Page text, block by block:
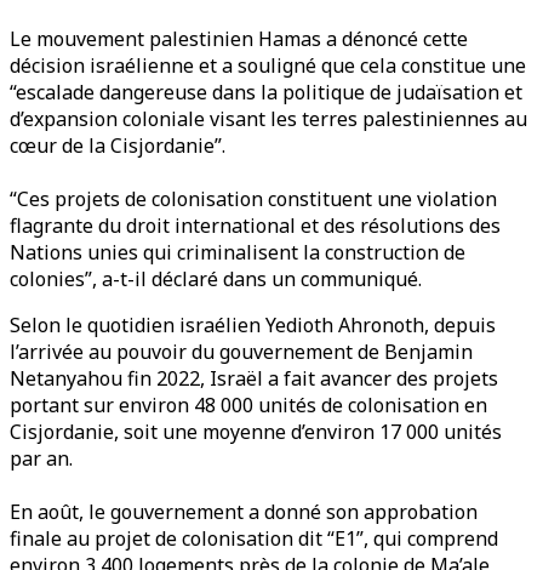
Le mouvement palestinien Hamas a dénoncé cette
décision israélienne et a souligné que cela constitue une
“escalade dangereuse dans la politique de judaïsation et
d’expansion coloniale visant les terres palestiniennes au
cœur de la Cisjordanie”.
“Ces projets de colonisation constituent une violation
flagrante du droit international et des résolutions des
Nations unies qui criminalisent la construction de
colonies”, a-t-il déclaré dans un communiqué.
Selon le quotidien israélien Yedioth Ahronoth, depuis
l’arrivée au pouvoir du gouvernement de Benjamin
Netanyahou fin 2022, Israël a fait avancer des projets
portant sur environ 48 000 unités de colonisation en
Cisjordanie, soit une moyenne d’environ 17 000 unités
par an.
En août, le gouvernement a donné son approbation
finale au projet de colonisation dit “E1”, qui comprend